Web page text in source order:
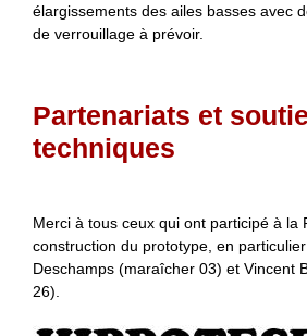
élargissements des ailes basses avec
de verrouillage à prévoir.
Partenariats et
techniques
Merci à tous ceux qui ont participé à la
construction du prototype, en
Deschamps (maraîcher 03) et Vincent
26).